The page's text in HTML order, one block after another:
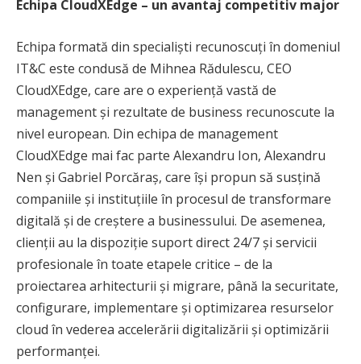
Echipa CloudXEdge – un avantaj competitiv major
Echipa formată din specialiști recunoscuți în domeniul
IT&C este condusă de Mihnea Rădulescu, CEO
CloudXEdge, care are o experiență vastă de
management și rezultate de business recunoscute la
nivel european. Din echipa de management
CloudXEdge mai fac parte Alexandru Ion, Alexandru
Nen și Gabriel Porcăraș, care își propun să susțină
companiile și instituțiile în procesul de transformare
digitală și de creștere a businessului. De asemenea,
clienții au la dispoziție suport direct 24/7 și servicii
profesionale în toate etapele critice – de la
proiectarea arhitecturii și migrare, până la securitate,
configurare, implementare și optimizarea resurselor
cloud în vederea accelerării digitalizării și optimizării
performanței.